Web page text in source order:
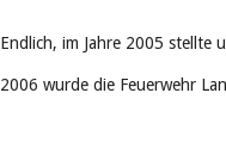
Endlich, im Jahre 2005 stellte
2006 wurde die Feuerwehr